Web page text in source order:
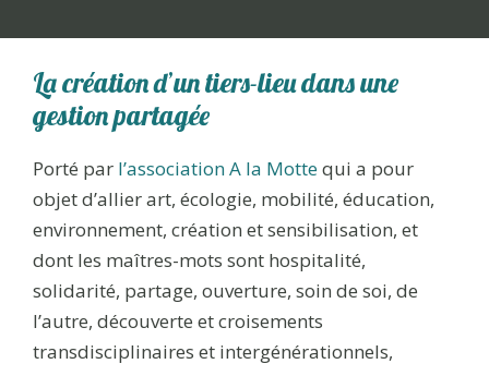
La création d’un tiers-lieu dans une
gestion partagée
Porté par l’association A la Mottequi a pour
objet d’allier art, écologie, mobilité, éducation,
environnement, création et sensibilisation, et
dont les maîtres-mots sont hospitalité,
solidarité, partage, ouverture, soin de soi, de
l’autre, découverte et croisements
transdisciplinaires et intergénérationnels,